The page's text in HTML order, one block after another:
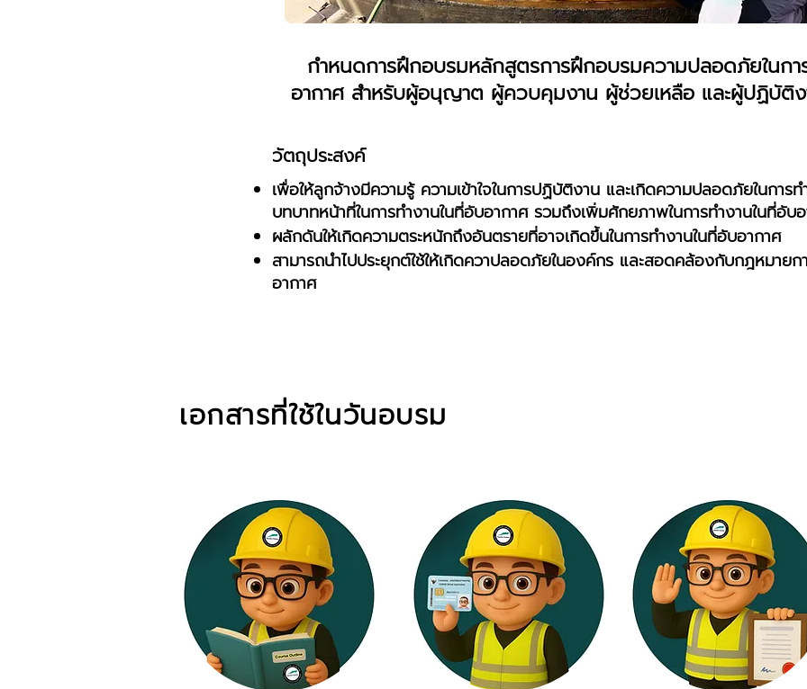
กำหนดการฝึกอบรมหลักสูตรการฝึกอบรมความปลอดภัยในกา
อากาศ สำหรับผู้อนุญาต ผู้ควบคุมงาน ผู้ช่วยเหลือ และผู้ปฏิบัติง
วัตถุประสงค์
เพื่อให้ลูกจ้างมีความรู้ ความเข้าใจในการปฏิบัติงาน และเกิดความปลอดภัยในการ
บทบาทหน้าที่ในการทำงานในที่อับอากาศ รวมถึงเพิ่มศักยภาพในการทำงานในที่อับ
ผลักดันให้เกิดความตระหนักถึงอันตรายที่อาจเกิดขึ้นในการทำงานในที่อับอากาศ
สามารถนำไปประยุกต์ใช้ให้เกิดควาปลอดภัยในองค์กร และสอดคล้องกับกฎหมายก
อากาศ
เอกสารที่ใช้ในวันอบรม